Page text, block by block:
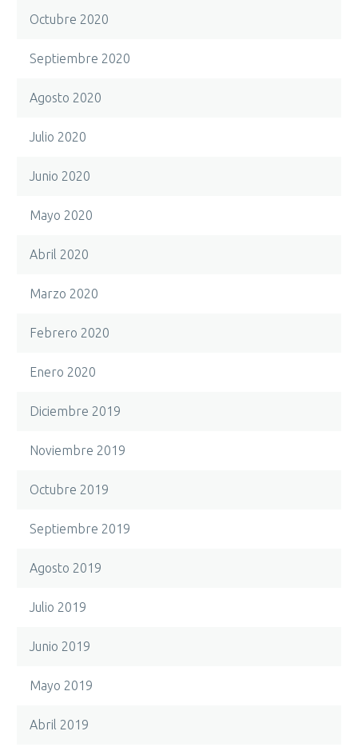
Octubre 2020
Septiembre 2020
Agosto 2020
Julio 2020
Junio 2020
Mayo 2020
Abril 2020
Marzo 2020
Febrero 2020
Enero 2020
Diciembre 2019
Noviembre 2019
Octubre 2019
Septiembre 2019
Agosto 2019
Julio 2019
Junio 2019
Mayo 2019
Abril 2019